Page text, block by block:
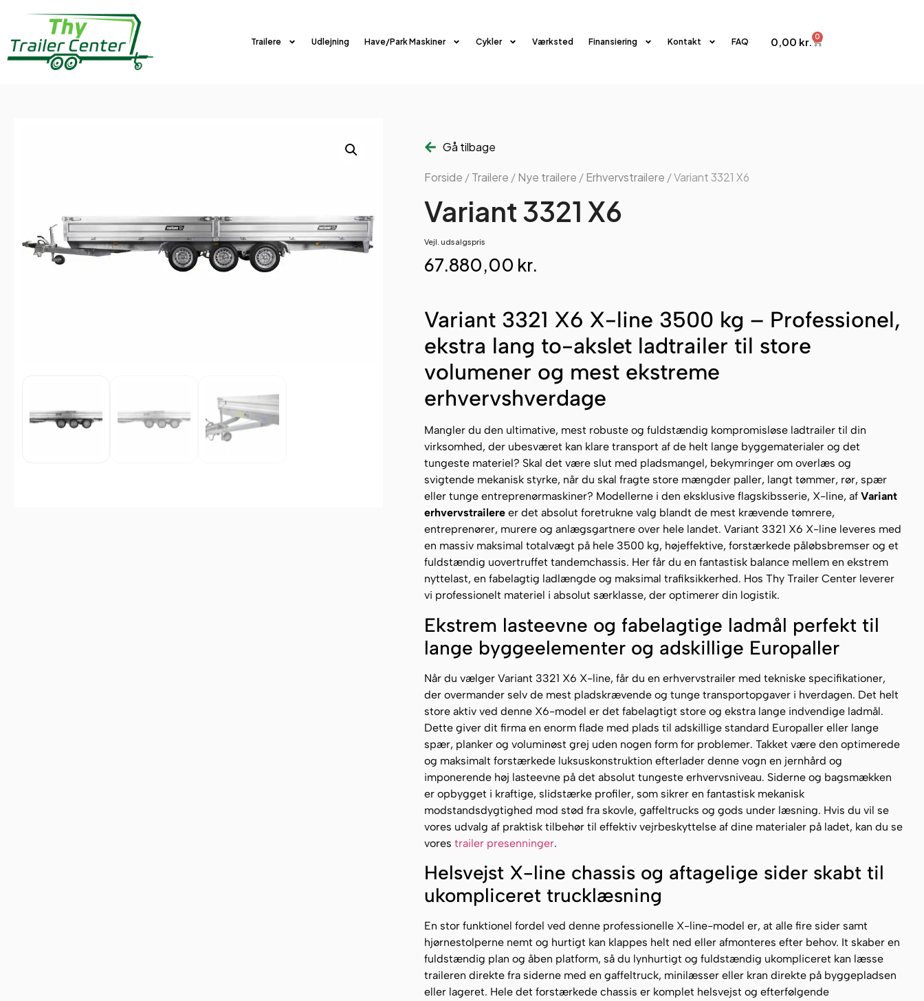
Trailere Udlejning Have/Park Maskiner Cykler Værksted Finansiering Kontakt FAQ 0,00 kr. 0
Gå tilbage
Forside /Trailere /Nye trailere /Erhvervstrailere / Variant 3321 X6
Variant 3321 X6
Vejl. udsalgspris
67.880,00 kr.
Variant 3321 X6 X-line 3500 kg – Professionel,
ekstra lang to-akslet ladtrailer til store
volumener og mest ekstreme
erhvervshverdage
Mangler du den ultimative, mest robuste og fuldstændig kompromisløse ladtrailer til din
virksomhed, der ubesværet kan klare transport af de helt lange byggematerialer og det
tungeste materiel? Skal det være slut med pladsmangel, bekymringer om overlæs og
svigtende mekanisk styrke, når du skal fragte store mængder paller, langt tømmer, rør, spær
eller tunge entreprenørmaskiner? Modellerne i den eksklusive flagskibsserie, X-line, af Variant
erhvervstrailereer det absolut foretrukne valg blandt de mest krævende tømrere,
entreprenører, murere og anlægsgartnere over hele landet. Variant 3321 X6 X-line leveres med
en massiv maksimal totalvægt på hele 3500 kg, højeffektive, forstærkede påløbsbremser og et
fuldstændig uovertruffet tandemchassis. Her får du en fantastisk balance mellem en ekstrem
nyttelast, en fabelagtig ladlængde og maksimal trafiksikkerhed. Hos Thy Trailer Center leverer
vi professionelt materiel i absolut særklasse, der optimerer din logistik.
Ekstrem lasteevne og fabelagtige ladmål perfekt til
lange byggeelementer og adskillige Europaller
Når du vælger Variant 3321 X6 X-line, får du en erhvervstrailer med tekniske specifikationer,
der overmander selv de mest pladskrævende og tunge transportopgaver i hverdagen. Det helt
store aktiv ved denne X6-model er det fabelagtigt store og ekstra lange indvendige ladmål.
Dette giver dit firma en enorm flade med plads til adskillige standard Europaller eller lange
spær, planker og voluminøst grej uden nogen form for problemer. Takket være den optimerede
og maksimalt forstærkede luksuskonstruktion efterlader denne vogn en jernhård og
imponerende høj lasteevne på det absolut tungeste erhvervsniveau. Siderne og bagsmækken
er opbygget i kraftige, slidstærke profiler, som sikrer en fantastisk mekanisk
modstandsdygtighed mod stød fra skovle, gaffeltrucks og gods under læsning. Hvis du vil se
vores udvalg af praktisk tilbehør til effektiv vejrbeskyttelse af dine materialer på ladet, kan du se
vores trailer presenninger.
Helsvejst X-line chassis og aftagelige sider skabt til
ukompliceret trucklæsning
En stor funktionel fordel ved denne professionelle X-line-model er, at alle fire sider samt
hjørnestolperne nemt og hurtigt kan klappes helt ned eller afmonteres efter behov. It skaber en
fuldstændig plan og åben platform, så du lynhurtigt og fuldstændig ukompliceret kan læsse
traileren direkte fra siderne med en gaffeltruck, minilæsser eller kran direkte på byggepladsen
eller lageret. Hele det forstærkede chassis er komplet helsvejst og efterfølgende